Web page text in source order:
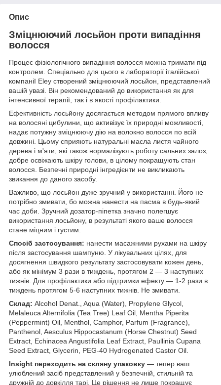
Опис
Зміцнюючий лосьйон проти випадіння
волосся
Процес фізіологічного випадіння волосся можна тримати під
контролем. Спеціально для цього в лабораторії італійської
компанії Eley створений зміцнюючий лосьйон, представлений
вашій увазі. Він рекомендований до використання як для
інтенсивної терапії, так і в якості профілактики.
Ефективність лосьйону досягається методом прямого впливу
на волосяні цибулини, що активізує їх природні можливості,
надає потужну зміцнюючу дію на волокно волосся по всій
довжині. Цьому сприяють натуральні масла листя чайного
дерева і м'яти, які також нормалізують роботу сальних залоз,
добре освіжають шкіру голови, в цілому покращують стан
волосся. Безпечні природні інгредієнти не викликають
звикання до даного засобу.
Важливо, що лосьйон дуже зручний у використанні. Його не
потрібно змивати, бо можна нанести на пасма в будь-який
час доби. Зручний дозатор-піпетка значно полегшує
використання лосьйону, в результаті якого ваше волосся
стане міцним і густим.
Спосіб застосування: нанести масажними рухами на шкіру
після застосування шампуню. У лікувальних цілях, для
досягнення швидкого результату застосовувати кожен день,
або як мінімум 3 рази в тиждень, протягом 2 — 3 наступних
тижнів. Для профілактики або підтримки ефекту — 1-2 рази в
тиждень протягом 5-6 наступних тижнів. Не змивати.
Склад: Alcohol Denat., Aqua (Water), Propylene Glycol,
Melaleuca Alternifolia (Tea Tree) Leaf Oil, Mentha Piperita
(Peppermint) Oil, Menthol, Camphor, Parfum (Fragrance),
Panthenol, Aesculus Hippocastanum (Horse Chestnut) Seed
Extract, Echinacea Angustifolia Leaf Extract, Paullinia Cupana
Seed Extract, Glycerin, PEG-40 Hydrogenated Castor Oil.
Insight переходить на скляну упаковку — тепер ваш
улюблений засіб представлений у безпечній, стильній та
дружній до довкілля тарі. Це рішення не лише покращує